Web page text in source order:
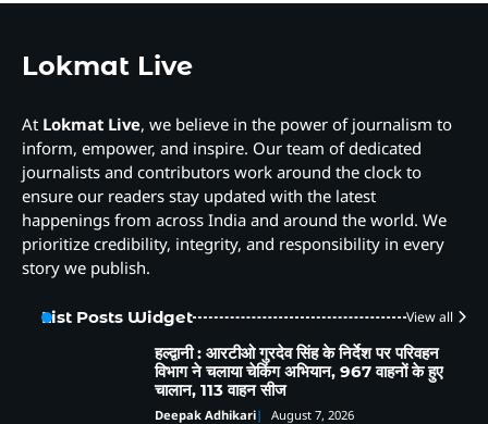
Lokmat Live
At Lokmat Live, we believe in the power of journalism to
inform, empower, and inspire. Our team of dedicated
journalists and contributors work around the clock to
ensure our readers stay updated with the latest
happenings from across India and around the world. We
prioritize credibility, integrity, and responsibility in every
story we publish.
List Posts Widget View all
हल्द्वानी : आरटीओ गुरदेव सिंह के निर्देश पर परिवहन
विभाग ने चलाया चेकिंग अभियान, 967 वाहनों के हुए
चालान, 113 वाहन सीज
Deepak Adhikari August 7, 2026